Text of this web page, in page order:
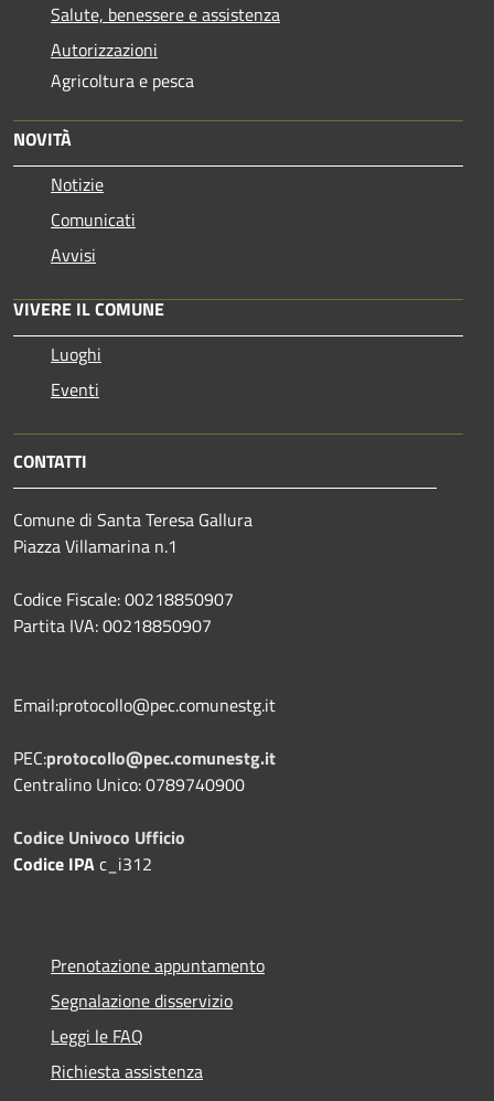
Salute, benessere e assistenza
Autorizzazioni
Agricoltura e pesca
NOVITÀ
Notizie
Comunicati
Avvisi
VIVERE IL COMUNE
Luoghi
Eventi
CONTATTI
Comune di Santa Teresa Gallura
Piazza Villamarina n.1
Codice Fiscale: 00218850907
Partita IVA: 00218850907
Email:protocollo@pec.comunestg.it
PEC:protocollo@pec.comunestg.it
Centralino Unico: 0789740900
Codice Univoco Ufficio
Codice IPAc_i312
Prenotazione appuntamento
Segnalazione disservizio
Leggi le FAQ
Richiesta assistenza